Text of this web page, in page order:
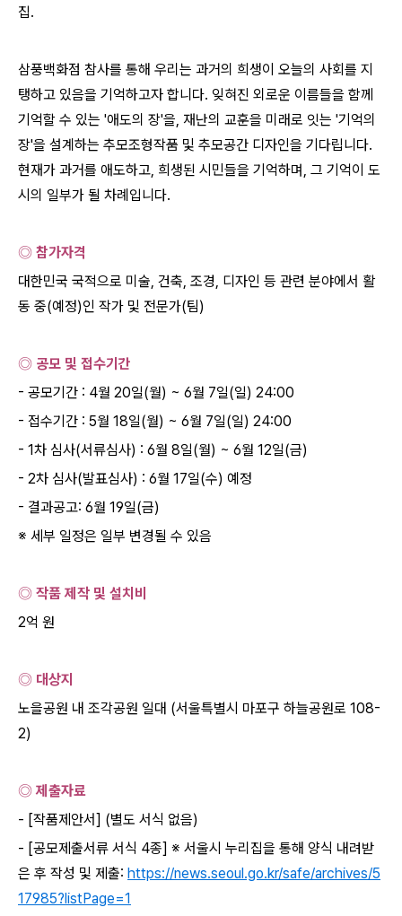
집.
삼풍백화점 참사를 통해 우리는 과거의 희생이 오늘의 사회를 지
탱하고 있음을 기억하고자 합니다. 잊혀진 외로운 이름들을 함께
기억할 수 있는 '애도의 장'을, 재난의 교훈을 미래로 잇는 '기억의
장'을 설계하는 추모조형작품 및 추모공간 디자인을 기다립니다.
현재가 과거를 애도하고, 희생된 시민들을 기억하며, 그 기억이 도
시의 일부가 될 차례입니다.
◎ 참가자격
대한민국 국적으로 미술, 건축, 조경, 디자인 등 관련 분야에서 활
동 중(예정)인 작가 및 전문가(팀)
◎ 공모 및 접수기간
- 공모기간 : 4월 20일(월) ~ 6월 7일(일) 24:00
- 접수기간 : 5월 18일(월) ~ 6월 7일(일) 24:00
- 1차 심사(서류심사) : 6월 8일(월) ~ 6월 12일(금)
- 2차 심사(발표심사) : 6월 17일(수) 예정
- 결과공고: 6월 19일(금)
※ 세부 일정은 일부 변경될 수 있음
◎ 작품 제작 및 설치비
2억 원
◎ 대상지
노을공원 내 조각공원 일대 (서울특별시 마포구 하늘공원로 108-
2)
◎ 제출자료
- [작품제안서] (별도 서식 없음)
- [공모제출서류 서식 4종] ※ 서울시 누리집을 통해 양식 내려받
은 후 작성 및 제출: https://news.seoul.go.kr/safe/archives/5
17985?listPage=1